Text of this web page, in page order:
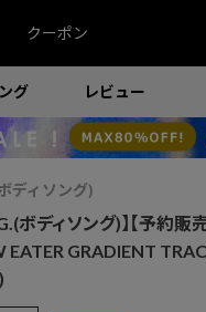
クーポン
グ レビュー
ディソング)
ボディソング)】【予約
EATER GRADIENT